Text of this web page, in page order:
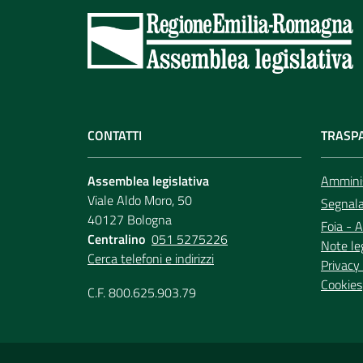
CONTATTI
Assemblea legislativa
Viale Aldo Moro, 50
40127 Bologna
Centralino 051 5275226
Cerca telefoni e indirizzi
C.F. 800.625.903.79
Foia -
Note
Cookies